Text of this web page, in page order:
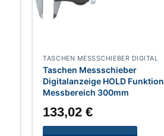
TASCHEN MESSSCHIEBER DIGITAL
Taschen Messschieber
Digitalanzeige HOLD Funktion
Messbereich 300mm
133,02€